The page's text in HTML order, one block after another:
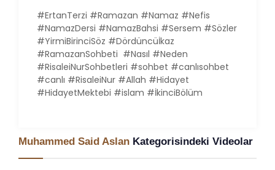
#ErtanTerzi #Ramazan #Namaz #Nefis
#NamazDersi #NamazBahsi #Sersem #Sözler
#YirmiBirinciSöz #Dördüncüİkaz
#RamazanSohbeti #Nasıl #Neden
#RisaleiNurSohbetleri #sohbet #canlısohbet
#canlı #RisaleiNur #Allah #Hidayet
#HidayetMektebi #islam #İkinciBölüm
Muhammed Said Aslan Kategorisindeki Videolar